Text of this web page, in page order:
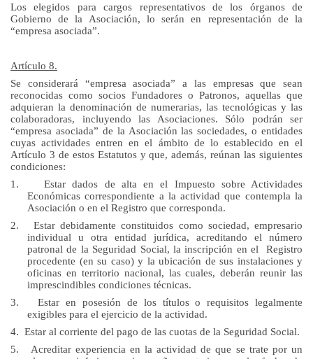
Los elegidos para cargos representativos de los órganos de
Gobierno de la Asociación, lo serán en representación de la
“empresa asociada”.
Artículo 8.
Se considerará “empresa asociada” a las empresas que sean
reconocidas como socios Fundadores o Patronos, aquellas que
adquieran la denominación de numerarias, las tecnológicas y las
colaboradoras, incluyendo las Asociaciones. Sólo podrán ser
“empresa asociada” de la Asociación las sociedades, o entidades
cuyas actividades entren en el ámbito de lo establecido en el
Artículo 3 de estos Estatutos y que, además, reúnan las siguientes
condiciones:
1.
Estar dados de alta en el Impuesto sobre Actividades
Económicas correspondiente a la actividad que contempla la
Asociación o en el Registro que corresponda.
2.
Estar debidamente constituidos como sociedad, empresario
individual u otra entidad jurídica, acreditando el número
patronal de la Seguridad Social, la inscripción en el Registro
procedente (en su caso) y la ubicación de sus instalaciones y
oficinas en territorio nacional, las cuales, deberán reunir las
imprescindibles condiciones técnicas.
3.
Estar en posesión de los títulos o requisitos legalmente
exigibles para el ejercicio de la actividad.
4. Estar al corriente del pago de las cuotas de la Seguridad Social.
5.
Acreditar experiencia en la actividad de que se trate por un